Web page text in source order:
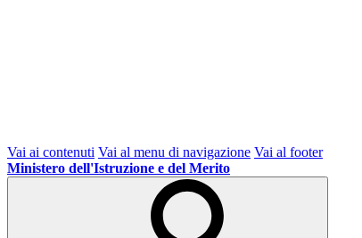
Vai ai contenuti Vai al menu di navigazione Vai al footer
Ministero dell'Istruzione e del Merito